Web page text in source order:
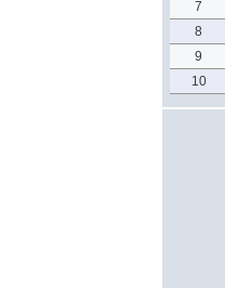
7
8
9
10